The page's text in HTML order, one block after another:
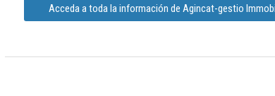
Acceda a toda la información de Agincat-gestio